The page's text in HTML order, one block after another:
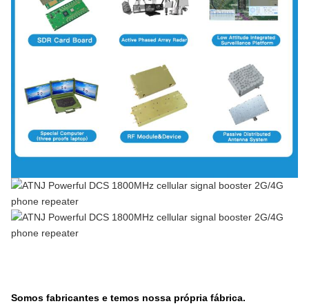
Somos fabricantes e temos nossa própria fábrica.